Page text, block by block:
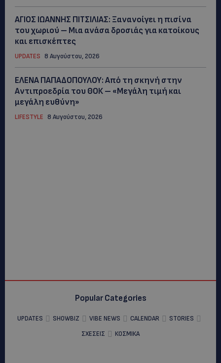
ΑΓΙΟΣ ΙΩΑΝΝΗΣ ΠΙΤΣΙΛΙΑΣ: Ξανανοίγει η πισίνα
του χωριού – Μια ανάσα δροσιάς για κατοίκους
και επισκέπτες
UPDATES 8 Αυγούστου, 2026
ΕΛΕΝΑ ΠΑΠΑΔΟΠΟΥΛΟΥ: Από τη σκηνή στην
Αντιπροεδρία του ΘΟΚ – «Μεγάλη τιμή και
μεγάλη ευθύνη»
LIFESTYLE 8 Αυγούστου, 2026
Popular Categories
UPDATES SHOWBIZ VIBE NEWS CALENDAR
STORIES
ΣΧΕΣΕΙΣ
ΚΟΣΜΙΚΑ